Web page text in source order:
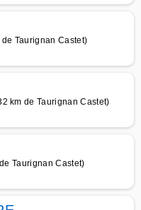
Taurignan Castet)
km de Taurignan Castet)
Taurignan Castet)